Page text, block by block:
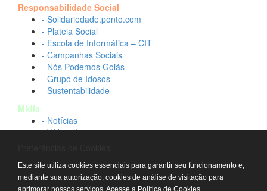
Responsabilidade Social
- Solidariedade.ponto.com
- Plateia Social
- Escola de Informática – CIT
- Campanhas Sociais
- Nós Podemos Goiás
- Grupo de Idosos
- Sustentabilidade
Mídia
- Notícias
- Vídeos Institucionais
Contato
- Fale conosco
- Trabalhe conosco
Este site utiliza cookies essenciais para garantir seu funcionamento e,
mediante sua autorização, cookies de análise de visitação para
aprimorar nossos serviços. Acesse a Política de Cookies.